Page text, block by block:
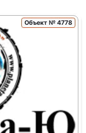
Объект № 4778